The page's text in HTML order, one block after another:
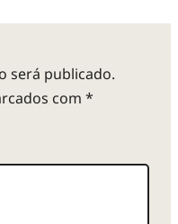
será publicado.
com *